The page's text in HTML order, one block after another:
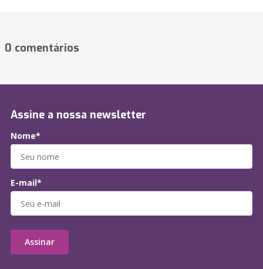
0 comentários
Assine a nossa newsletter
Nome*
E-mail*
Assinar